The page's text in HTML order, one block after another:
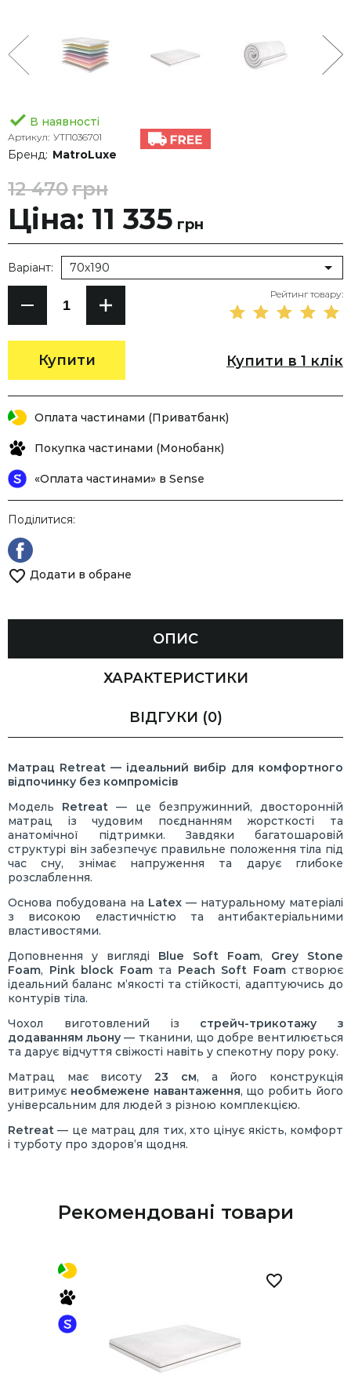
В наявності
Артикул: УТП036701
Бренд: MatroLuxe
12 470грн
Ціна: 11 335 грн
Купити
Варіант: 70х190
Рейтинг товару:
Купити в 1 клік
Оплата частинами (Приватбанк)
Покупка частинами (Монобанк)
«Оплата частинами» в Sense
Поділитися:
Додати в обране
ОПИС
ХАРАКТЕРИСТИКИ
ВІДГУКИ (0)
Матрац Retreat — ідеальний вибір для комфортного
відпочинку без компромісів
Модель Retreat — це безпружинний, двосторонній
матрац із чудовим поєднанням жорсткості та
анатомічної підтримки. Завдяки багатошаровій
структурі він забезпечує правильне положення тіла під
час сну, знімає напруження та дарує глибоке
розслаблення.
Основа побудована на Latex — натуральному матеріалі
з високою еластичністю та антибактеріальними
властивостями.
Доповнення у вигляді Blue Soft Foam, Grey Stone
Foam, Pink block Foamта Peach Soft Foamстворює
ідеальний баланс м’якості та стійкості, адаптуючись до
контурів тіла.
Чохол виготовлений із стрейч-трикотажу з
додаванням льону — тканини, що добре вентилюється
та дарує відчуття свіжості навіть у спекотну пору року.
Матрац має висоту23 см, а його конструкція
витримує необмежене навантаження, що робить його
універсальним для людей з різною комплекцією.
Retreat — це матрац для тих, хто цінує якість, комфорт
і турботу про здоров’я щодня.
Рекомендовані товари